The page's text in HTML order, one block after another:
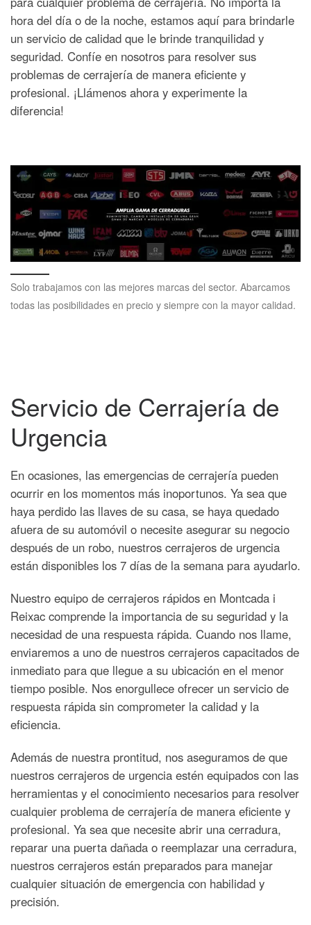
hora del día o de la noche, estamos aquí para brindarle
un servicio de calidad que le brinde tranquilidad y
seguridad. Confíe en nosotros para resolver sus
problemas de cerrajería de manera eficiente y
profesional. ¡Llámenos ahora y experimente la
diferencia!
Solo trabajamos con las mejores marcas del sector. Abarcamos
todas las posibilidades en precio y siempre con la mayor calidad.
Servicio de Cerrajería de
Urgencia
En ocasiones, las emergencias de cerrajería pueden
ocurrir en los momentos más inoportunos. Ya sea que
haya perdido las llaves de su casa, se haya quedado
afuera de su automóvil o necesite asegurar su negocio
después de un robo, nuestros cerrajeros de urgencia
están disponibles los 7 días de la semana para ayudarlo.
Nuestro equipo de cerrajeros rápidos en Montcada i
Reixac comprende la importancia de su seguridad y la
necesidad de una respuesta rápida. Cuando nos llame,
enviaremos a uno de nuestros cerrajeros capacitados de
inmediato para que llegue a su ubicación en el menor
tiempo posible. Nos enorgullece ofrecer un servicio de
respuesta rápida sin comprometer la calidad y la
eficiencia.
Además de nuestra prontitud, nos aseguramos de que
nuestros cerrajeros de urgencia estén equipados con las
herramientas y el conocimiento necesarios para resolver
cualquier problema de cerrajería de manera eficiente y
profesional. Ya sea que necesite abrir una cerradura,
reparar una puerta dañada o reemplazar una cerradura,
nuestros cerrajeros están preparados para manejar
cualquier situación de emergencia con habilidad y
precisión.